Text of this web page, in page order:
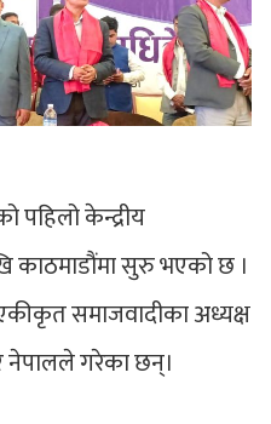
पहिलो केन्द्रीय
सुरु भएको छ ।
समाजवादीका अध्यक्ष
नेपालले गरेका छन्।